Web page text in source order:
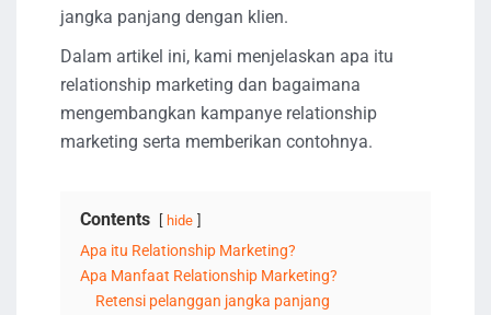
jangka panjang dengan klien.
Dalam artikel ini, kami menjelaskan apa itu
relationship marketing dan bagaimana
mengembangkan kampanye relationship
marketing serta memberikan contohnya.
Contents hide
Apa itu Relationship Marketing?
Apa Manfaat Relationship Marketing?
Retensi pelanggan jangka panjang